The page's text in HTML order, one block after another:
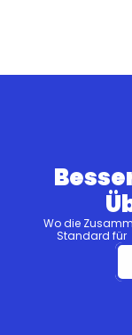
Wo die
Standard für